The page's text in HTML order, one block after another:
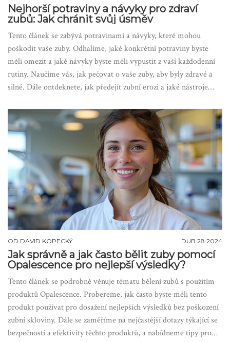
Nejhorší potraviny a návyky pro zdraví
zubů: Jak chránit svůj úsměv
Tento článek se zabývá potravinami a návyky, které mohou
poškodit vaše zuby. Odhalíme, jaké konkrétní potraviny byste
měli omezit a jaké návyky byste měli vypustit z vaší každodenní
rutiny. Naučíme vás, jak pečovat o vaše zuby, aby byly zdravé a
silné. Dále ontdeknete, jak předejít zubní erozi a jaké nástroje
OD DAVID KOPECKÝ DUB 28 2024
Jak správně a jak často bělit zuby pomocí
Opalescence pro nejlepší výsledky?
Tento článek se podrobně věnuje tématu bělení zubů s použitím
produktů Opalescence. Probereme, jak často byste měli tento
produkt používat pro dosažení nejlepších výsledků bez poškození
zubní skloviny. Dále se zaměříme na nejčastější dotazy týkající se
bezpečnosti a efektivity těchto produktů, a nabídneme tipy pro